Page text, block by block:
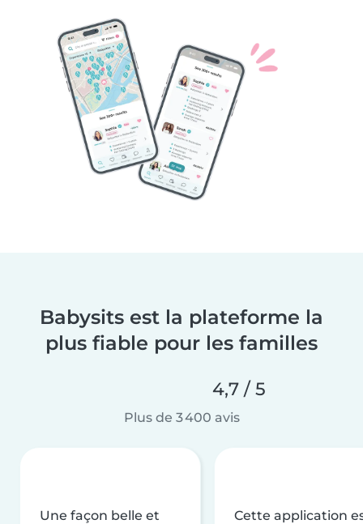
Babysits est la plateforme la
plus fiable pour les familles
4,7 / 5
Plus de 3 400 avis
Une façon belle et
Cette application